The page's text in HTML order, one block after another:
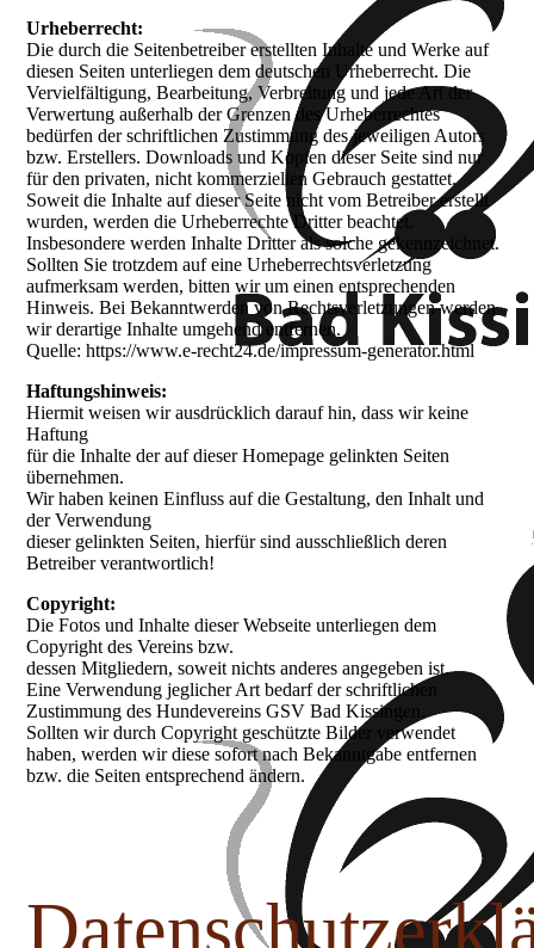
Urheberrecht:
Die durch die Seitenbetreiber erstellten Inhalte und Werke auf
diesen Seiten unterliegen dem deutschen Urheberrecht. Die
Vervielfältigung, Bearbeitung, Verbreitung und jede Art der
Verwertung außerhalb der Grenzen des Urheberrechtes
bedürfen der schriftlichen Zustimmung des jeweiligen Autors
bzw. Erstellers. Downloads und Kopien dieser Seite sind nur
für den privaten, nicht kommerziellen Gebrauch gestattet.
Soweit die Inhalte auf dieser Seite nicht vom Betreiber erstellt
wurden, werden die Urheberrechte Dritter beachtet.
Insbesondere werden Inhalte Dritter als solche gekennzeichnet.
Sollten Sie trotzdem auf eine Urheberrechtsverletzung
aufmerksam werden, bitten wir um einen entsprechenden
Hinweis. Bei Bekanntwerden von Rechtsverletzungen werden
wir derartige Inhalte umgehend entfernen.
Quelle: https://www.e-recht24.de/impressum-generator.html
Haftungshinweis:
Hiermit weisen wir ausdrücklich darauf hin, dass wir keine
Haftung
für die Inhalte der auf dieser Homepage gelinkten Seiten
übernehmen.
Wir haben keinen Einfluss auf die Gestaltung, den Inhalt und
der Verwendung
dieser gelinkten Seiten, hierfür sind ausschließlich deren
Betreiber verantwortlich!
Copyright:
Die Fotos und Inhalte dieser Webseite unterliegen dem
Copyright des Vereins bzw.
dessen Mitgliedern, soweit nichts anderes angegeben ist.
Eine Verwendung jeglicher Art bedarf der schriftlichen
Zustimmung des Hundevereins GSV Bad Kissingen.
Sollten wir durch Copyright geschützte Bilder verwendet
haben, werden wir diese sofort nach Bekanntgabe entfernen
bzw. die Seiten entsprechend ändern.